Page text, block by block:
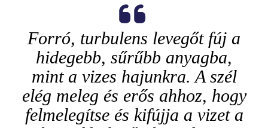
Forró, turbulens levegőt fúj a
hidegebb, sűrűbb anyagba,
mint a vizes hajunkra. A szél
elég meleg és erős ahhoz, hogy
felmelegítse és kifújja a vizet a